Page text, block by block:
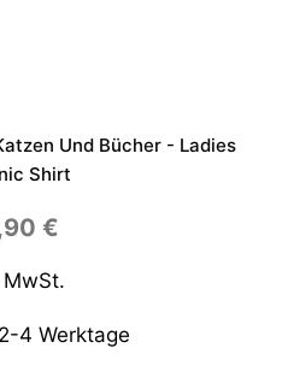
Und Bücher - Ladies
Shirt
€
2-4 Werktage